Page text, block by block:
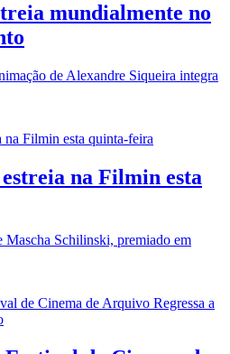
mundialmente no
de Alexandre Siqueira integra
na Filmin esta
Schilinski, premiado em